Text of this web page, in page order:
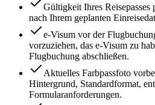
Gültigkeit Ihres Reisepasses
nach Ihrem geplanten
e-Visum vor der
vorzuziehen, das e-Visum zu
Flugbuchung abschließen.
Aktuelles Farbpassfoto
Hintergrund, Standardformat,
Formularanforderungen.